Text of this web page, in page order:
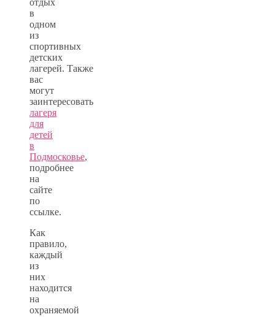
в
одном
из
спортивных
детских
лагерей. Также
вас
могут
заинтересовать
лагеря
для
детей
в
Подмосковье,
подробнее
на
сайте
по
ссылке.
Как
правило,
каждый
из
них
находится
на
охраняемой